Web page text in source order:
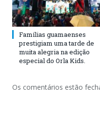
Famílias guamaenses
prestigiam uma tarde de
muita alegria na edição
especial do Orla Kids.
Os comentários estão